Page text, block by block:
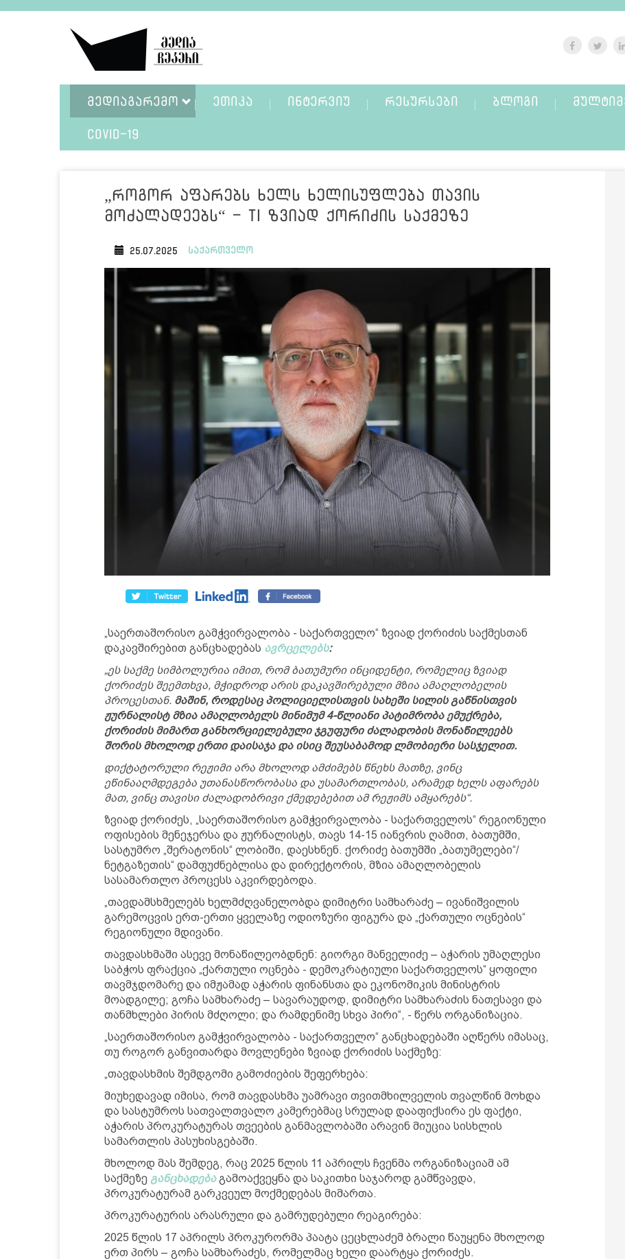
ᲛᲔᲓᲘᲐᲒᲐᲠᲔᲛᲝ ᲔᲗᲘᲙᲐ ᲘᲜᲢᲔᲠᲕᲘᲣ ᲠᲔᲡᲣᲠᲡᲔᲑᲘ ᲑᲚᲝᲒᲘ
COVID-19
„როგორ აფარებს ხელს ხელისუფლება თავის
მოძალადეებს“ - TI ზვიად ქორიძის საქმეზე
25.07.2025 საქართველო
„საერთაშორისო გამჭვირვალობა - საქართველო“ ზვიად ქორიძის საქმესთან
დაკავშირებით განცხადებას ავრცელებს:
„ეს საქმე სიმბოლურია იმით, რომ ბათუმური ინციდენტი, რომელიც ზვიად
ქორიძეს შეემთხვა, მჭიდროდ არის დაკავშირებული მზია ამაღლობელის
პროცესთან. მაშინ, როდესაც პოლიციელისთვის სახეში სილის გაწნისთვის
ჟურნალისტ მზია ამაღლობელს მინიმუმ 4-წლიანი პატიმრობა ემუქრება,
ქორიძის მიმართ განხორციელებული ჯგუფური ძალადობის მონაწილეებს
შორის მხოლოდ ერთი დაისაჯა და ისიც შეუსაბამოდ ლმობიერი სასჯელით.
დიქტატორული რეჟიმი არა მხოლოდ ამძიმებს წნეხს მათზე, ვინც
ეწინააღმდეგება უთანასწორობასა და უსამართლობას, არამედ ხელს აფარებს
მათ, ვინც თავისი ძალადობრივი ქმედებებით ამ რეჟიმს ამყარებს“.
ზვიად ქორიძეს, „საერთაშორისო გამჭვირვალობა - საქართველოს“ რეგიონული
ოფისების მენეჯერსა და ჟურნალისტს, თავს 14-15 იანვრის ღამით, ბათუმში,
სასტუმრო „შერატონის“ ლობიში, დაესხნენ. ქორიძე ბათუმში „ბათუმელები“/
ნეტგაზეთის“ დამფუძნებლისა და დირექტორის, მზია ამაღლობელის
სასამართლო პროცესს აკვირდებოდა.
„თავდამსხმელებს ხელმძღვანელობდა დიმიტრი სამხარაძე – ივანიშვილის
გარემოცვის ერთ-ერთი ყველაზე ოდიოზური ფიგურა და „ქართული ოცნების“
რეგიონული მდივანი.
თავდასხმაში ასევე მონაწილეობდნენ: გიორგი მანველიძე – აჭარის უმაღლესი
საბჭოს ფრაქცია „ქართული ოცნება - დემოკრატიული საქართველოს“ ყოფილი
თავმჯდომარე და იმჟამად აჭარის ფინანსთა და ეკონომიკის მინისტრის
მოადგილე; გოჩა სამხარაძე – სავარაუდოდ, დიმიტრი სამხარაძის ნათესავი და
თანმხლები პირის მძღოლი; და რამდენიმე სხვა პირი“, - წერს ორგანიზაცია.
„საერთაშორისო გამჭვირვალობა - საქართველო“ განცხადებაში აღწერს იმასაც,
თუ როგორ განვითარდა მოვლენები ზვიად ქორიძის საქმეზე:
„თავდასხმის შემდგომი გამოძიების შეფერხება:
მიუხედავად იმისა, რომ თავდასხმა უამრავი თვითმხილველის თვალწინ მოხდა
და სასტუმროს სათვალთვალო კამერებმაც სრულად დააფიქსირა ეს ფაქტი,
აჭარის პროკურატურას თვეების განმავლობაში არავინ მიუცია სისხლის
სამართლის პასუხისგებაში.
მხოლოდ მას შემდეგ, რაც 2025 წლის 11 აპრილს ჩვენმა ორგანიზაციამ ამ
საქმეზე განცხადებაგამოაქვეყნა და საკითხი საჯაროდ გამწვავდა,
პროკურატურამ გარკვეულ მოქმედებას მიმართა.
პროკურატურის არასრული და გამრუდებული რეაგირება:
2025 წლის 17 აპრილს პროკურორმა პაატა ცეცხლაძემ ბრალი წაუყენა მხოლოდ
ერთ პირს – გოჩა სამხარაძეს, რომელმაც ხელი დაარტყა ქორიძეს.